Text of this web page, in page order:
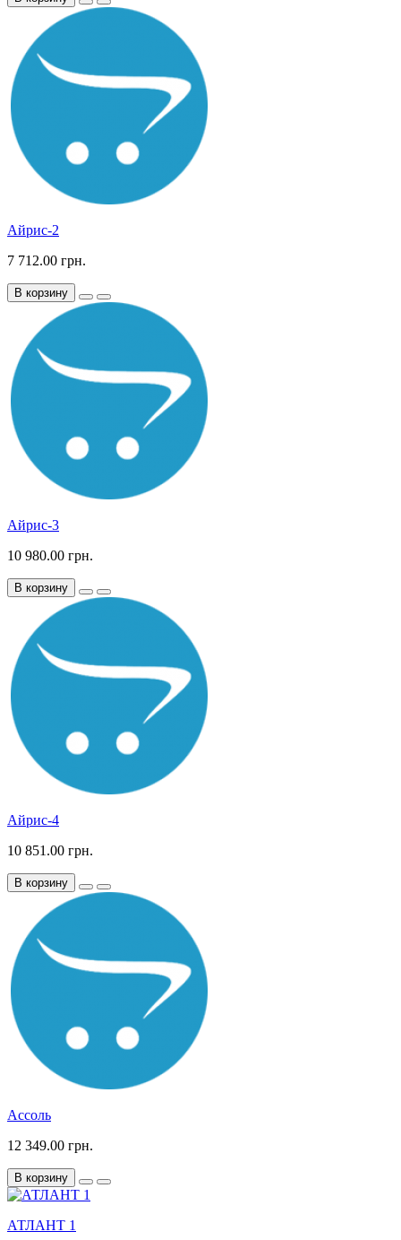
Айрис-2
7 712.00 грн.
В корзину
Айрис-3
10 980.00 грн.
В корзину
Айрис-4
10 851.00 грн.
В корзину
Ассоль
12 349.00 грн.
В корзину
АТЛАНТ 1